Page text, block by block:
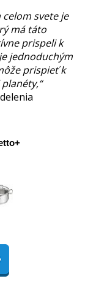
svete je
má táto
prispeli k
jednoduchým
prispieť k